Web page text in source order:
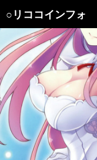
○リココインフォ
索
テ
ン
ツ
へ
ス
キ
ッ
プ